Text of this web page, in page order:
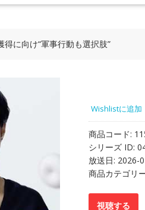
に向け“軍事行動も選択肢”
Wishlistに追加
商品コード:
シリーズ ID:
放送日: 2026-
商品カテゴリ